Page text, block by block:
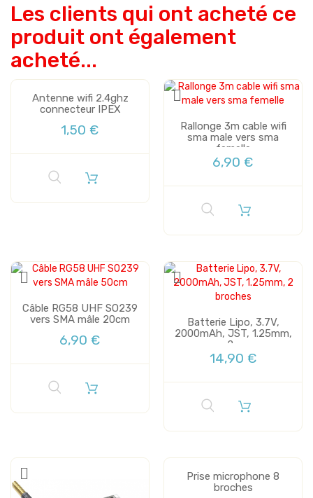
Les clients qui ont acheté ce
produit ont également
acheté...
Antenne wifi 2.4ghz
connecteur IPEX
1,50 €
Rallonge 3m cable wifi
sma male vers sma
femelle
6,90 €
Câble RG58 UHF SO239
vers SMA mâle 20cm
6,90 €
Batterie Lipo, 3.7V,
2000mAh, JST, 1.25mm,
2...
14,90 €
Prise microphone 8
broches